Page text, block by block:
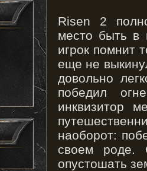
Risen 2
место быть в
игрок помнит
еще не
довольно
победил
инквизитор
наоборот:
своем роде.
опустошать